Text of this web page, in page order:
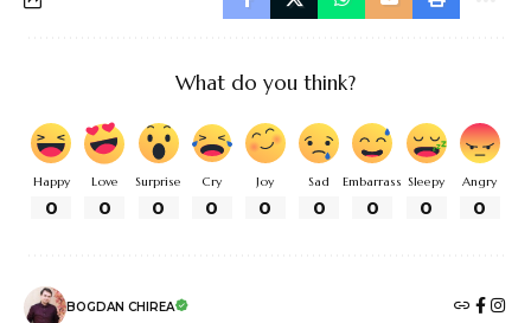
What do you think?
Happy
0
Love
0
Surprise
0
Cry
0
Joy
0
Sad
0
Embarrass
0
Sleepy
0
Angry
0
BOGDAN CHIREA